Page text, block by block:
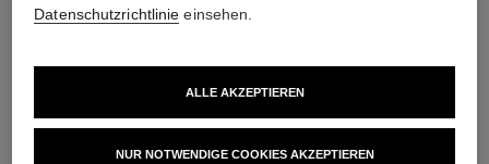
Bedienungsanleitungen
boy·friend uhr boy·friend uhr
Datenschutzrichtlinie einsehen.
NUR NOTWENDIGE COOKIES AKZEPTIEREN
ALLE AKZEPTIEREN